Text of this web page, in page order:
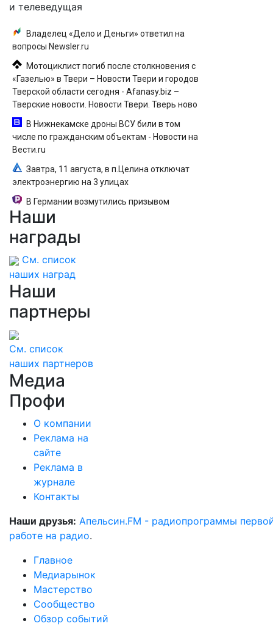
и телеведущая
Владелец «Дело и Деньги» ответил на
вопросы Newsler.ru
Мотоциклист погиб после столкновения с
«Газелью» в Твери – Новости Твери и городов
Тверской области сегодня - Afanasy.biz –
Тверские новости. Новости Твери. Тверь ново
В Нижнекамске дроны ВСУ били в том
числе по гражданским объектам - Новости на
Вести.ru
Завтра, 11 августа, в п.Целина отключат
электроэнергию на 3 улицах
В Германии возмутились призывом
уничтожать русских
Наши
награды
См. список
наших наград
Наши
партнеры
См. список
наших партнеров
Медиа
Профи
О компании
Реклама на
сайте
Реклама в
журнале
Контакты
Наши друзья: Апельсин.FM - радиопрограммы
работе на радио.
Главное
Медиарынок
Мастерство
Сообщество
Обзор событий